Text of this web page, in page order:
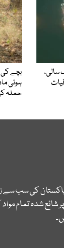
سالی،
بچے
ہوئی
حملہ
کی سب سے
شدہ تمام